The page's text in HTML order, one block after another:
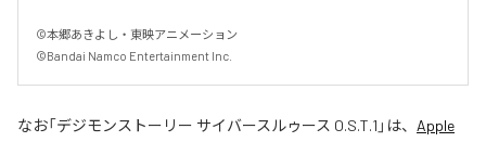
©本郷あきよし・東映アニメーション
©Bandai Namco Entertainment Inc.
なお「デジモンストーリー サイバースルゥース O.S.T.1 」は、 Apple